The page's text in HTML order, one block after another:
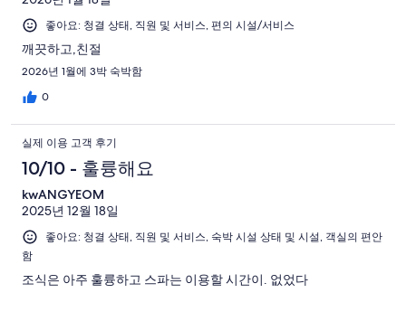
좋아요: 청결 상태, 직원 및 서비스, 편의 시설/서비스
깨끗하고,친절
2026년 1월에 3박 숙박함
0
실제 이용 고객 후기
10/10 - 훌륭해요
kwANGYEOM
2025년 12월 18일
좋아요: 청결 상태, 직원 및 서비스, 숙박 시설 상태 및 시설, 객실의 편안
함
조식은 아주 훌륭하고 스파는 이용할 시간이. 없었다